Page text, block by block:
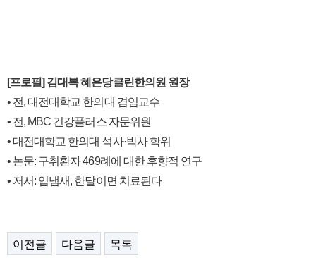
[프로필] 김대복 혜은당클린한의원 원장
• 전, 대전대학교 한의대 겸임교수
• 전, MBC 건강플러스 자문위원
• 대전대학교 한의대 석사·박사 학위
• 논문: 구취환자 469례에 대한 후향적 연구
• 저서: 입냄새, 한달이면 치료된다
이전글 다음글 목록